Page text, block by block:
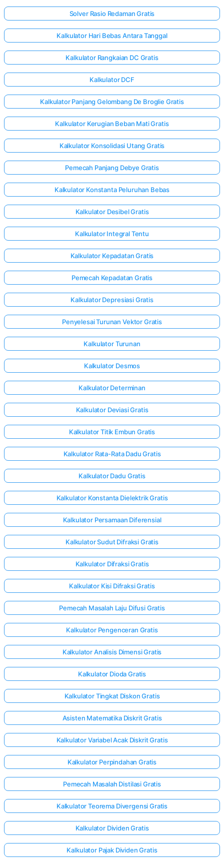
di sini!
Solver Rasio Redaman Gratis
Kalkulator Hari Bebas Antara Tanggal
Kalkulator Rangkaian DC Gratis
Kalkulator DCF
Kalkulator Panjang Gelombang De Broglie Gratis
Kalkulator Kerugian Beban Mati Gratis
Kalkulator Konsolidasi Utang Gratis
Pemecah Panjang Debye Gratis
Kalkulator Konstanta Peluruhan Bebas
Kalkulator Desibel Gratis
Kalkulator Integral Tentu
Kalkulator Kepadatan Gratis
Pemecah Kepadatan Gratis
Kalkulator Depresiasi Gratis
Penyelesai Turunan Vektor Gratis
Kalkulator Turunan
Kalkulator Desmos
Kalkulator Determinan
Kalkulator Deviasi Gratis
Kalkulator Titik Embun Gratis
Kalkulator Rata-Rata Dadu Gratis
Kalkulator Dadu Gratis
Kalkulator Konstanta Dielektrik Gratis
Kalkulator Persamaan Diferensial
Kalkulator Sudut Difraksi Gratis
Kalkulator Difraksi Gratis
Kalkulator Kisi Difraksi Gratis
Pemecah Masalah Laju Difusi Gratis
Kalkulator Pengenceran Gratis
Kalkulator Analisis Dimensi Gratis
Kalkulator Dioda Gratis
Kalkulator Tingkat Diskon Gratis
Asisten Matematika Diskrit Gratis
Kalkulator Variabel Acak Diskrit Gratis
Kalkulator Perpindahan Gratis
Pemecah Masalah Distilasi Gratis
Kalkulator Teorema Divergensi Gratis
Kalkulator Dividen Gratis
Kalkulator Pajak Dividen Gratis